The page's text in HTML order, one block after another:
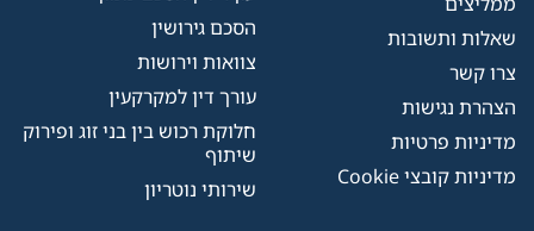
שאלות ותשובות
צרו קשר
הצהרת נגישות
מדיניות פרטיות
מדיניות קובצי Cookie
הסכם גירושין
צוואות וירושות
עורך דין למקרקעין
חלוקת רכוש בין בני זוג ופירוק
שיתוף
שירותי נוטריון